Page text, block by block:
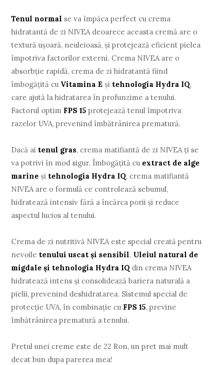
Tenul normal se va împăca perfect cu crema
hidratantă de zi NIVEA deoarece aceasta cremă are o
textură uşoară, neuleioasă, şi protejează eficient pielea
împotriva factorilor externi. Crema NIVEA are o
absorbţie rapidă, crema de zi hidratantă fiind
îmbogăţită cu Vitamina E şi tehnologia Hydra IQ,
care ajută la hidratarea în profunzime a tenului.
Factorul optim FPS 15 protejează tenul împotriva
razelor UVA, prevenind îmbătrânirea prematură.
Dacă ai tenul gras, crema matifiantă de zi NIVEA ți se
va potrivi în mod sigur. Îmbogăţită cu extract de alge
marine şi tehnologia Hydra IQ, crema matifiantă
NIVEA are o formulă ce controlează sebumul,
hidratează intensiv fără a încărca porii şi reduce
aspectul lucios al tenului.
Crema de zi nutritivă NIVEA este special creată pentru
nevoile tenului uscat şi sensibil. Uleiul natural de
migdale şi tehnologia Hydra IQ din crema NIVEA
hidratează intens şi consolidează bariera naturală a
pielii, prevenind deshidratarea. Sistemul special de
protecţie UVA, în combinaţie cu FPS 15, previne
îmbătrânirea prematură a tenului.
Pretul unei creme este de 22 Ron, un pret mai mult
decat bun dupa parerea mea!